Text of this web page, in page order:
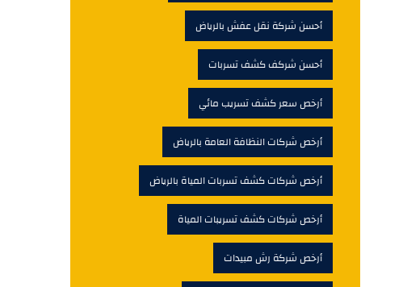
أحسن شركة نقل عفش بالرياض
أحسن شركف كشف تسربات
أرخص سعر كشف تسريب مائي
أرخص شركات النظافة العامة بالرياض
أرخص شركات كشف تسربات المياة بالرياض
أرخص شركات كشف تسريبات المياة
أرخص شركة رش مبيدات